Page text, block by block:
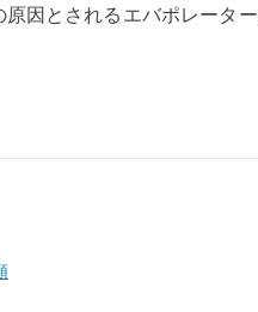
因とされるエバポレータ